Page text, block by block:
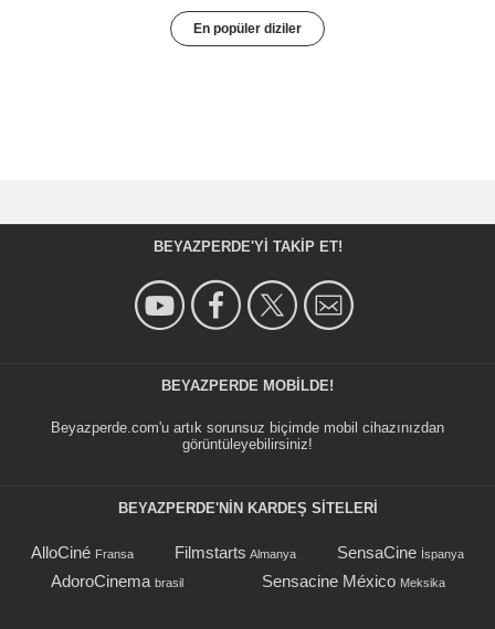
En popüler diziler
BEYAZPERDE'YI TAKIP ET!
BEYAZPERDE MOBILDE!
Beyazperde.com'u artık sorunsuz biçimde mobil cihazınızdan
görüntüleyebilirsiniz!
BEYAZPERDE'NIN KARDEŞ SİTELERİ
AlloCiné Fransa Filmstarts Almanya SensaCine İspanya
AdoroCinema brasil Sensacine México Meksika